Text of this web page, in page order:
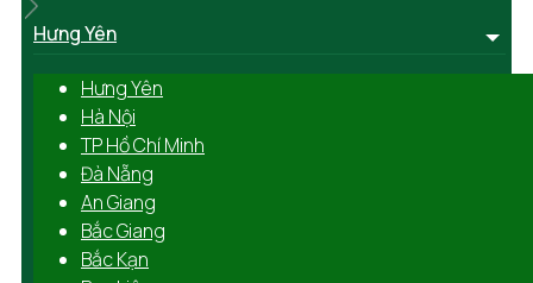
Hưng Yên
Hưng Yên
Hà Nội
TP Hồ Chí Minh
Đà Nẵng
An Giang
Bắc Giang
Bắc Kạn